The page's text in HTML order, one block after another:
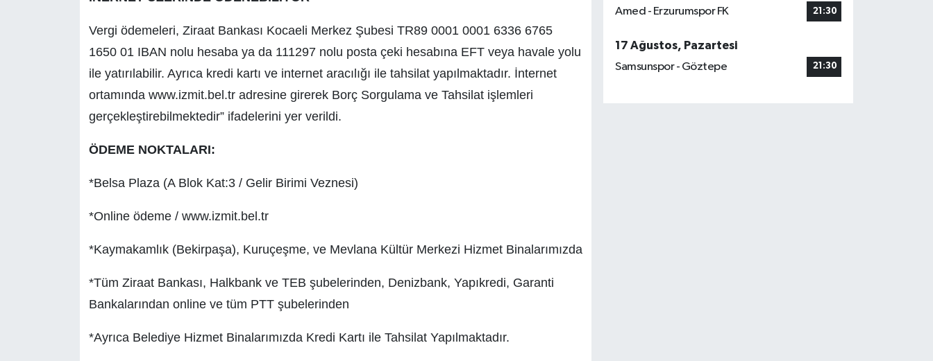
Vergi ödemeleri, Ziraat Bankası Kocaeli Merkez Şubesi TR89 0001 0001 6336 6765
1650 01 IBAN nolu hesaba ya da 111297 nolu posta çeki hesabına EFT veya havale yolu
ile yatırılabilir. Ayrıca kredi kartı ve internet aracılığı ile tahsilat yapılmaktadır. İnternet
ortamında www.izmit.bel.tr adresine girerek Borç Sorgulama ve Tahsilat işlemleri
gerçekleştirebilmektedir” ifadelerini yer verildi.
ÖDEME NOKTALARI:
*Belsa Plaza (A Blok Kat:3 / Gelir Birimi Veznesi)
*Online ödeme / www.izmit.bel.tr
*Kaymakamlık (Bekirpaşa), Kuruçeşme, ve Mevlana Kültür Merkezi Hizmet Binalarımızda
*Tüm Ziraat Bankası, Halkbank ve TEB şubelerinden, Denizbank, Yapıkredi, Garanti
Bankalarından online ve tüm PTT şubelerinden
*Ayrıca Belediye Hizmet Binalarımızda Kredi Kartı ile Tahsilat Yapılmaktadır.
Amed - Erzurumspor FK 21:30
17 Ağustos, Pazartesi
Samsunspor - Göztepe
21:30